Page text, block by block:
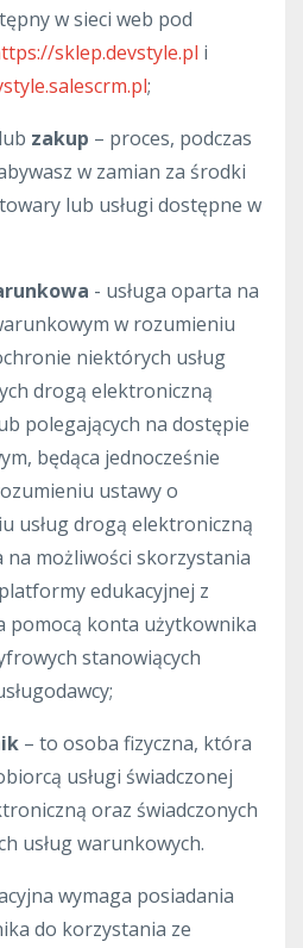
w sieci web pod
sklep.devstyle.pl i
;
lub zakup – proces, podczas
w zamian za środki
lub usługi dostępne w
- usługa oparta na
w rozumieniu
niektórych usług
drogą elektroniczną
polegających na dostępie
będąca jednocześnie
ustawy o
usług drogą elektroniczną
na możliwości skorzystania
edukacyjnej z
pomocą konta użytkownika
stanowiących
– to osoba fizyczna, która
usługi świadczonej
oraz świadczonych
usług warunkowych.
wymaga posiadania
do korzystania ze